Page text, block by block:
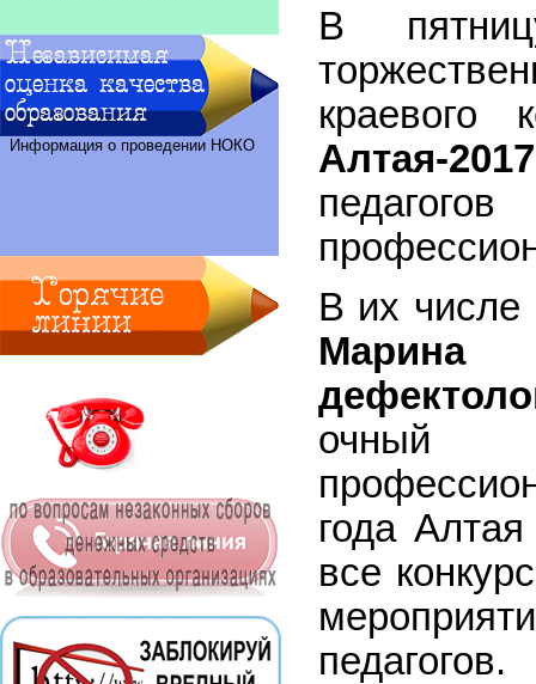
Информация о проведении НОКО
В
краевого
Алтая-
В их
Марина
очный
года
все
педагогов.